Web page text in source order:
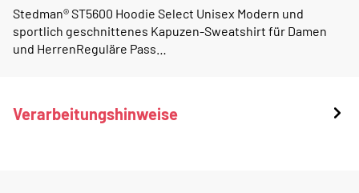
Stedman® ST5600 Hoodie Select Unisex Modern und
sportlich geschnittenes Kapuzen-Sweatshirt für Damen
und HerrenReguläre Pass…
Verarbeitungshinweise